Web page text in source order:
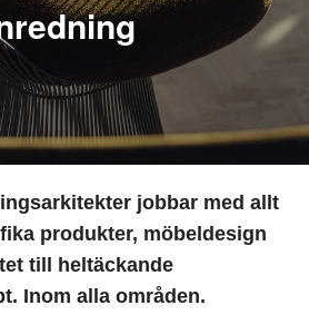
jobbar med allt
produkter, möbeldesign
till heltäckande
Inom alla områden.